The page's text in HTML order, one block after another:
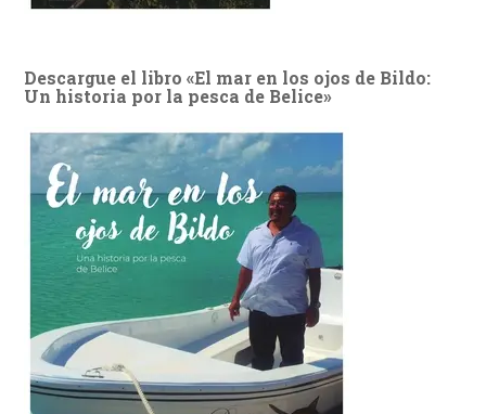
Descargue el libro «El mar en los ojos de Bildo:
Un historia por la pesca de Belice»